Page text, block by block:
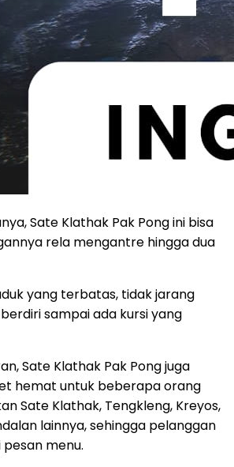
Sate Klathak Pak Pong ini bisa
rela mengantre hingga dua
yang terbatas, tidak jarang
sampai ada kursi yang
Sate Klathak Pak Pong juga
hemat untuk beberapa orang
Sate Klathak, Tengkleng, Kreyos,
lainnya, sehingga pelanggan
menu.